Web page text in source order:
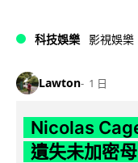
科技娛樂 影視娛樂
Lawton 1 日
Nicolas
遺失未加密